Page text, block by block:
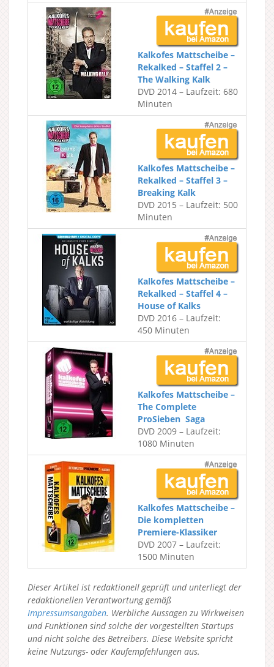
Kalkofes Mattscheibe –
Rekalked – Staffel 2 –
The Walking Kalk
DVD 2014 – Laufzeit: 680
Minuten
Kalkofes Mattscheibe –
Rekalked – Staffel 3 –
Breaking Kalk
DVD 2015 – Laufzeit: 500
Minuten
Kalkofes Mattscheibe –
Rekalked – Staffel 4 –
House of Kalks
DVD 2016 – Laufzeit:
450 Minuten
Kalkofes Mattscheibe –
The Complete
ProSieben Saga
DVD 2009 – Laufzeit:
1080 Minuten
Kalkofes Mattscheibe –
Die kompletten
Premiere-Klassiker
DVD 2007 – Laufzeit:
1500 Minuten
Dieser Artikel ist redaktionell geprüft und unterliegt der
redaktionellen Verantwortung gemäß
Impressumsangaben. Werbliche Aussagen zu Wirkweisen
und Funktionen sind solche der vorgestellten Startups
und nicht solche des Betreibers. Diese Website spricht
keine Nutzungs- oder Kaufempfehlungen aus.